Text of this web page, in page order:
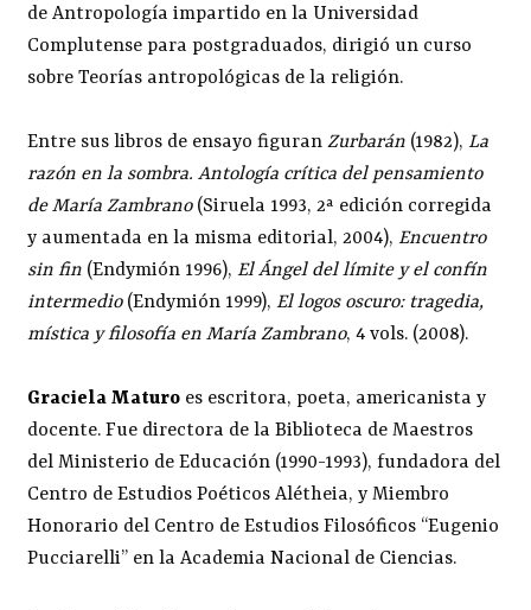
de Antropología impartido en la Universidad
Complutense para postgraduados, dirigió un curso
sobre Teorías antropológicas de la religión.
Entre sus libros de ensayo figuranZurbarán (1982),La
razón en la sombra. Antología crítica del pensamiento
de María Zambrano(Siruela 1993, 2ª edición corregida
y aumentada en la misma editorial, 2004),Encuentro
sin fin (Endymión 1996),El Ángel del límite y el confín
intermedio(Endymión 1999),El logos oscuro: tragedia,
mística y filosofía en María Zambrano, 4 vols. (2008).
Graciela Maturo es escritora, poeta, americanista y
docente. Fue directora de la Biblioteca de Maestros
del Ministerio de Educación (1990-1993), fundadora del
Centro de Estudios Poéticos Alétheia, y Miembro
Honorario del Centro de Estudios Filosóficos “Eugenio
Pucciarelli” en la Academia Nacional de Ciencias.